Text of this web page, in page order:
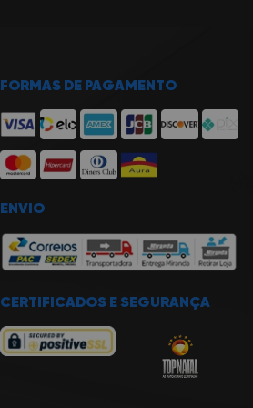
FORMAS DE PAGAMENTO
ENVIO
CERTIFICADOS E SEGURANÇA